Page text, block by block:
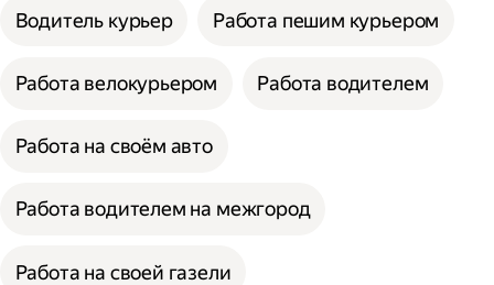
Водитель курьер Работа пешим курьером
Работа велокурьером Работа водителем
Работа на своём авто
Работа водителем на межгород
Работа на своей газели